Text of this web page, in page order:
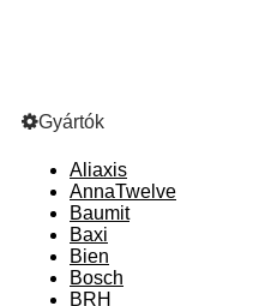
Gyártók
Aliaxis
AnnaTwelve
Baumit
Baxi
Bien
Bosch
BRH